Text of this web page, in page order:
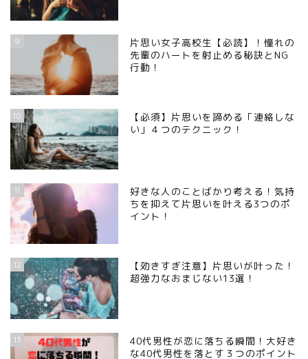
9
片思い女子高校生【必読】！憧れの
先輩のハートを射止める秘訣とNG
行動！
10
【必須】片思いを諦める「連絡しな
い」４つのテクニック！
11
好きな人のことばかり考える！気持
ちを抑えて片思いを叶える3つのポ
イント！
12
【効きすぎ注意】片思いが叶った！
超強力なおまじない13選！
13
40代男性が恋に落ちる瞬間！大好き
な40代男性を落とす３つのポイント